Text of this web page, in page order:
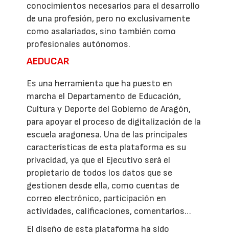
conocimientos necesarios para el desarrollo
de una profesión, pero no exclusivamente
como asalariados, sino también como
profesionales autónomos.
AEDUCAR
Es una herramienta que ha puesto en
marcha el Departamento de Educación,
Cultura y Deporte del Gobierno de Aragón,
para apoyar el proceso de digitalización de la
escuela aragonesa. Una de las principales
características de esta plataforma es su
privacidad, ya que el Ejecutivo será el
propietario de todos los datos que se
gestionen desde ella, como cuentas de
correo electrónico, participación en
actividades, calificaciones, comentarios…
El diseño de esta plataforma ha sido